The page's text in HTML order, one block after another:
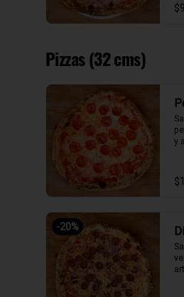
Pizzas (32 cms)
y
-20%